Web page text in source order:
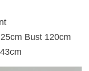
Bust 120cm